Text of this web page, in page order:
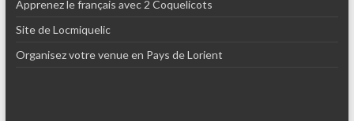
Apprenez le français avec 2 Coquelicots
Site de Locmiquelic
Organisez votre venue en Pays de Lorient